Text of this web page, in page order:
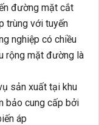
đường mặt cắt
trùng với tuyến
nghiệp có chiều
rộng mặt đường là
sản xuất tại khu
bảo cung cấp bởi
áp